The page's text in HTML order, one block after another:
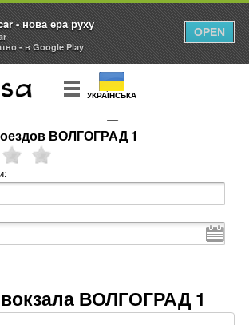
УКРАЇНСЬКА
КУПИТЬБИЛЕТ
ВОЛГОГРАД 1
ВОЛГОГРАД 1
- нова ера руху
- в Google Play
OPEN